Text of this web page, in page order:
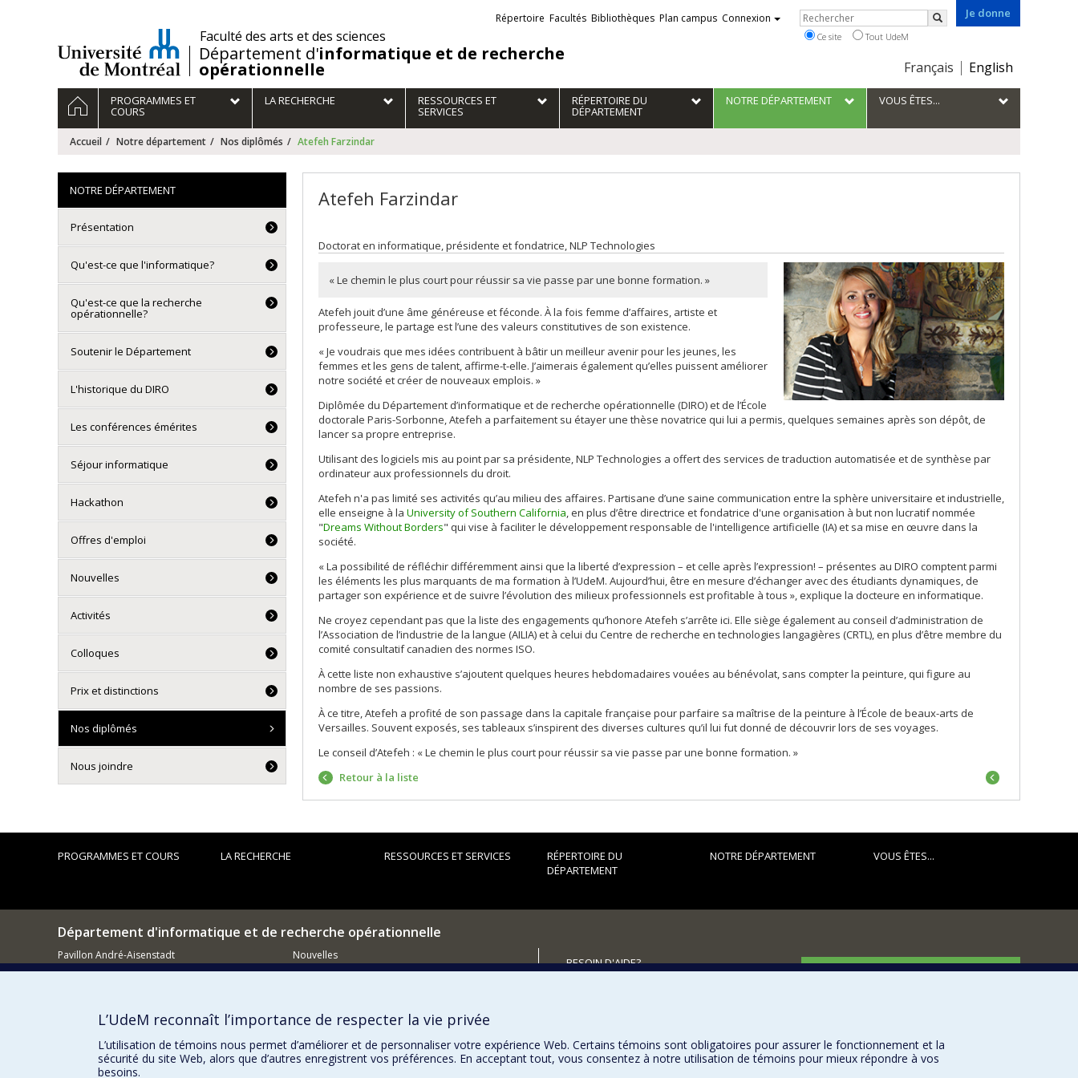
/Faculté des arts et des sciences
Département d'informatique et de recherche
opérationnelle
Je donne
Choix
la
langue
Français English
Liens
externes
Répertoire Facultés Bibliothèques Plan campus Connexion Rechercher
Rechercher
Ce site Tout UdeM
Navigation
principale
ACCUEILPROGRAMMES ET
COURS
LA RECHERCHE RESSOURCES ET
SERVICES
RÉPERTOIRE DU
DÉPARTEMENT
NOTRE DÉPARTEMENT VOUS ÊTES...
Accueil Notre département Nos diplômés Atefeh Farzindar
Atefeh Farzindar
Doctorat en informatique, présidente et fondatrice, NLP Technologies
« Le chemin le plus court pour réussir sa vie passe par une bonne formation. »
Atefeh jouit d’une âme généreuse et féconde. À la fois femme d’affaires, artiste et
professeure, le partage est l’une des valeurs constitutives de son existence.
« Je voudrais que mes idées contribuent à bâtir un meilleur avenir pour les jeunes, les
femmes et les gens de talent, affirme-t-elle. J’aimerais également qu’elles puissent améliorer
notre société et créer de nouveaux emplois. »
Diplômée du Département d’informatique et de recherche opérationnelle (DIRO) et de l’École
doctorale Paris-Sorbonne, Atefeh a parfaitement su étayer une thèse novatrice qui lui a permis, quelques semaines après son dépôt, de
lancer sa propre entreprise.
Utilisant des logiciels mis au point par sa présidente, NLP Technologies a offert des services de traduction automatisée et de synthèse par
ordinateur aux professionnels du droit.
Atefeh n'a pas limité ses activités qu’au milieu des affaires. Partisane d’une saine communication entre la sphère universitaire et industrielle,
elle enseigne à la University of Southern California , en plus d’être directrice et fondatrice d'une organisation à but non lucratif nommée
"Dreams Without Borders" qui vise à faciliter le développement responsable de l'intelligence artificielle (IA) et sa mise en œuvre dans la
société.
« La possibilité de réfléchir différemment ainsi que la liberté d’expression – et celle après l’expression! – présentes au DIRO comptent parmi
les éléments les plus marquants de ma formation à l’UdeM. Aujourd’hui, être en mesure d’échanger avec des étudiants dynamiques, de
partager son expérience et de suivre l’évolution des milieux professionnels est profitable à tous », explique la docteure en informatique.
Ne croyez cependant pas que la liste des engagements qu’honore Atefeh s’arrête ici. Elle siège également au conseil d’administration de
l’Association de l’industrie de la langue (AILIA) et à celui du Centre de recherche en technologies langagières (CRTL), en plus d’être membre du
comité consultatif canadien des normes ISO.
À cette liste non exhaustive s’ajoutent quelques heures hebdomadaires vouées au bénévolat, sans compter la peinture, qui figure au
nombre de ses passions.
À ce titre, Atefeh a profité de son passage dans la capitale française pour parfaire sa maîtrise de la peinture à l’École de beaux-arts de
Versailles. Souvent exposés, ses tableaux s’inspirent des diverses cultures qu’il lui fut donné de découvrir lors de ses voyages.
Le conseil d’Atefeh : « Le chemin le plus court pour réussir sa vie passe par une bonne formation. »
Retour à la liste
NOTRE DÉPARTEMENT
Présentation
Qu'est-ce que l'informatique?
Qu'est-ce que la recherche
opérationnelle?
Soutenir le Département
L'historique du DIRO
Les conférences émérites
Séjour informatique
Hackathon
Offres d'emploi
Nouvelles
Activités
Colloques
Prix et distinctions
Nos diplômés
Nous joindre
PROGRAMMES ET COURS LA RECHERCHE RESSOURCES ET SERVICES
RÉPERTOIRE DU
DÉPARTEMENT
NOTRE DÉPARTEMENT VOUS ÊTES...
Département d'informatique et de recherche opérationnelle
Pavillon André-Aisenstadt
2920, chemin de la Tour
514 343-6602
Nouvelles
BESOIN D'AIDE?
FACULTÉ DES ARTS ET DES SCIENCES
Nos programmes et cours
L’UdeM reconnaît l’importance de respecter la vie privée
L’utilisation de témoins nous permet d’améliorer et de personnaliser votre expérience Web. Certains témoins sont obligatoires pour assurer le fonctionnement et la
sécurité du site Web, alors que d’autres enregistrent vos préférences. En acceptant tout, vous consentez à notre utilisation de témoins pour mieux répondre à vos
besoins.